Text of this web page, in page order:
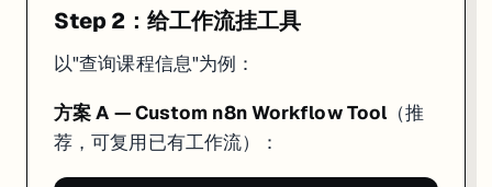
一个完整的实战例子
Step 2：给工作流挂工具
以"查询课程信息"为例：
方案 A — Custom n8n Workflow Tool （推
荐，可复用已有工作流）：